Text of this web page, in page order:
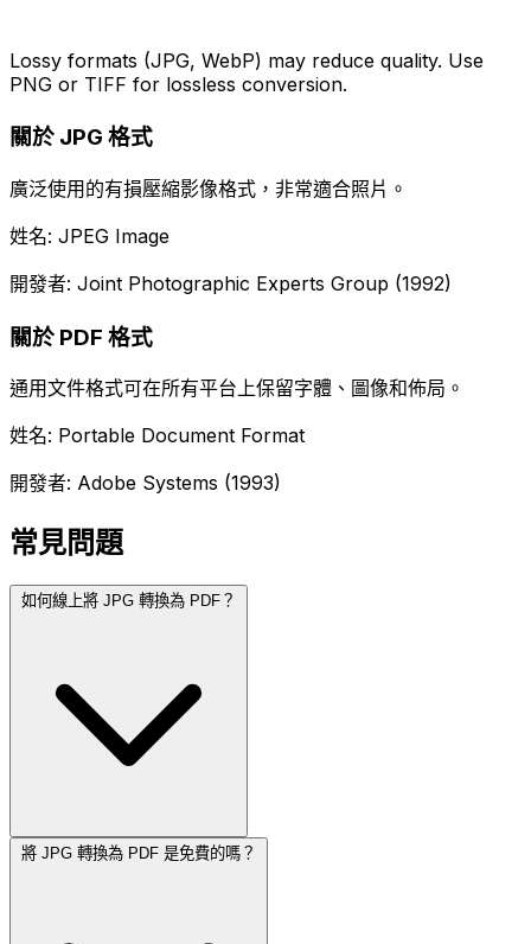
Lossy formats (JPG, WebP) may reduce quality. Use
PNG or TIFF for lossless conversion.
關於 JPG 格式
廣泛使用的有損壓縮影像格式，非常適合照片。
姓名: JPEG Image
開發者: Joint Photographic Experts Group (1992)
關於 PDF 格式
通用文件格式可在所有平台上保留字體、圖像和佈局。
姓名: Portable Document Format
開發者: Adobe Systems (1993)
常見問題
如何線上將 JPG 轉換為 PDF？
將 JPG 轉換為 PDF 是免費的嗎？